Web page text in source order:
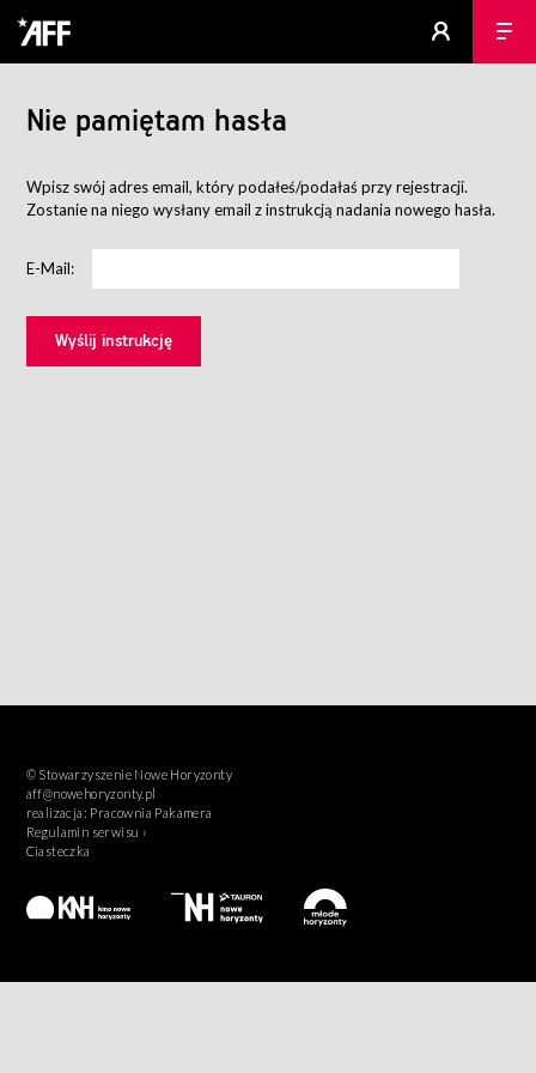
Nie pamiętam hasła
Wpisz swój adres email, który podałeś/podałaś przy rejestracji.
Zostanie na niego wysłany email z instrukcją nadania nowego hasła.
E-Mail:
© Stowarzyszenie Nowe Horyzonty
aff@nowehoryzonty.pl
realizacja: Pracownia Pakamera
Regulamin serwisu ›
Ciasteczka